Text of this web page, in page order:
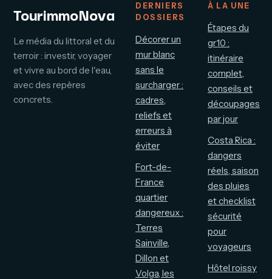
TourimmoNova
Le média du littoral et du
terroir : investir, voyager
et vivre au bord de l'eau,
avec des repères
concrets.
DERNIERS
DOSSIERS
Décorer un
mur blanc
sans le
surcharger :
cadres,
reliefs et
erreurs à
éviter
Fort-de-
France
quartier
dangereux :
Terres
Sainville,
Dillon et
Volga, les
À LA UNE
Étapes du
gr10 :
itinéraire
complet,
conseils et
découpages
par jour
Costa Rica :
dangers
réels, saison
des pluies
et checklist
sécurité
pour
voyageurs
Hôtel roissy